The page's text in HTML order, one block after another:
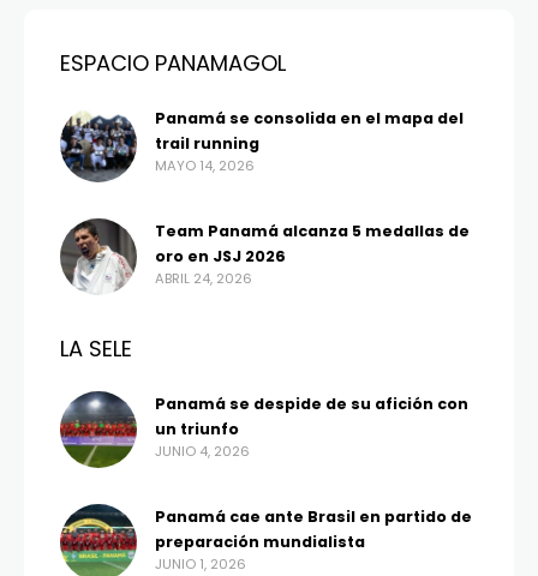
ESPACIO PANAMAGOL
Panamá se consolida en el mapa del
trail running
MAYO 14, 2026
Team Panamá alcanza 5 medallas de
oro en JSJ 2026
ABRIL 24, 2026
LA SELE
Panamá se despide de su afición con
un triunfo
JUNIO 4, 2026
Panamá cae ante Brasil en partido de
preparación mundialista
JUNIO 1, 2026